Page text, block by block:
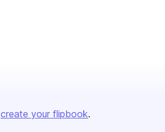
create your flipbook.